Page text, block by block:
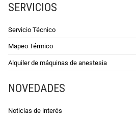
SERVICIOS
Servicio Técnico
Mapeo Térmico
Alquiler de máquinas de anestesia
NOVEDADES
Noticias de interés